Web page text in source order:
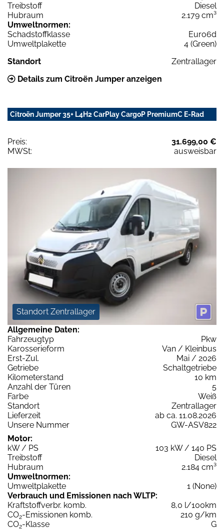
Treibstoff
Diesel
Hubraum
2.179 cm³
Umweltnormen:
Schadstoffklasse
Euro6d
Umweltplakette
4 (Green)
Standort
Zentrallager
Details zum Citroën Jumper anzeigen
Citroën Jumper 35+ L4H2 CarPlay CargoP PremiumC E-Rad
Preis:
31.699,00 €
MWSt:
ausweisbar
Standort Zentrallager
Allgemeine Daten:
Fahrzeugtyp
Pkw
Karosserieform
Van / Kleinbus
Erst-Zul.
Mai / 2026
Getriebe
Schaltgetriebe
Kilometerstand
10 km
Anzahl der Türen
5
Farbe
Weiß
Standort
Zentrallager
Lieferzeit
ab ca. 11.08.2026
Unsere Nummer
GW-ASV822
Motor:
kW / PS
103 kW / 140 PS
Treibstoff
Diesel
Hubraum
2.184 cm³
Umweltnormen:
Umweltplakette
1 (None)
Verbrauch und Emissionen nach WLTP:
Kraftstoffverbr. komb.
8,0 l/100km
CO2-Emissionen komb.
210 g/km
CO2-Klasse
G